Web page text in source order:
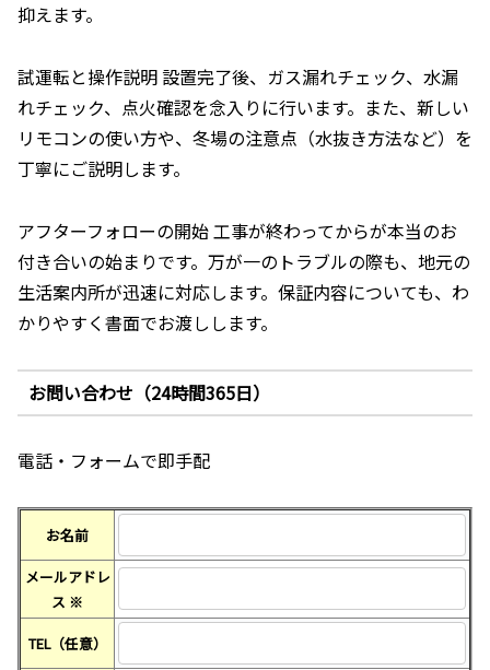
抑えます。
試運転と操作説明 設置完了後、ガス漏れチェック、水漏
れチェック、点火確認を念入りに行います。また、新しい
リモコンの使い方や、冬場の注意点（水抜き方法など）を
丁寧にご説明します。
アフターフォローの開始 工事が終わってからが本当のお
付き合いの始まりです。万が一のトラブルの際も、地元の
生活案内所が迅速に対応します。保証内容についても、わ
かりやすく書面でお渡しします。
お問い合わせ（24時間365日）
電話・フォームで即手配
お名前
メールアドレ
ス ※
TEL（任意）